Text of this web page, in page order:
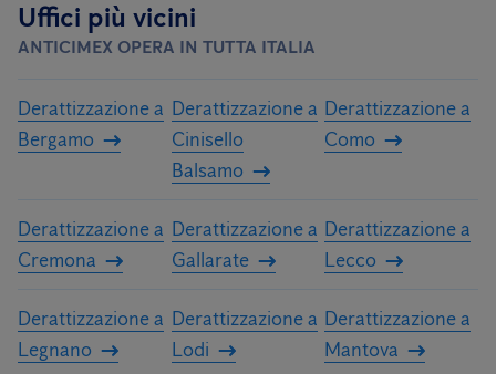
Uffici più vicini
ANTICIMEX OPERA IN TUTTA ITALIA
Derattizzazione a
Bergamo
Derattizzazione a
Cinisello
Balsamo
Derattizzazione a
Como
Derattizzazione a
Cremona
Derattizzazione a
Gallarate
Derattizzazione a
Lecco
Derattizzazione a
Legnano
Derattizzazione a
Lodi
Derattizzazione a
Mantova